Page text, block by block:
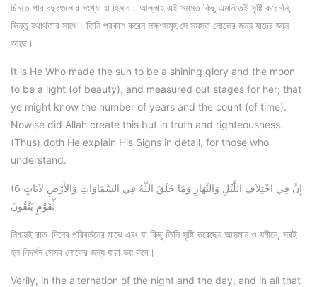
চিনতে পার বছরগুলোর সংখ্যা ও হিসাব। আল্লাহ এই সমস্ত কিছু এমনিতেই সৃষ্টি করেননি,
কিন্তু যথার্থতার সাথে। তিনি প্রকাশ করেন লক্ষণসমূহ সে সমস্ত লোকের জন্য যাদের জ্ঞান
আছে।
It is He Who made the sun to be a shining glory and the moon
to be a light (of beauty), and measured out stages for her; that
ye might know the number of years and the count (of time).
Nowise did Allah create this but in truth and righteousness.
(Thus) doth He explain His Signs in detail, for those who
understand.
(6 إِنَّ فِي اخْتِلاَفِ اللَّيْلِ وَالنَّهَارِ وَمَا خَلَقَ اللّهُ فِي السَّمَاوَاتِ وَالأَرْضِ لآيَاتٍ
لِّقَوْمٍ يَتَّقُونَ
নিশ্চয়ই রাত-দিনের পরিবর্তনের মাঝে এবং যা কিছু তিনি সৃষ্টি করেছেন আসমান ও যমীনে, সবই
হল নিদর্শন সেসব লোকের জন্য যারা ভয় করে।
Verily, in the alternation of the night and the day, and in all that